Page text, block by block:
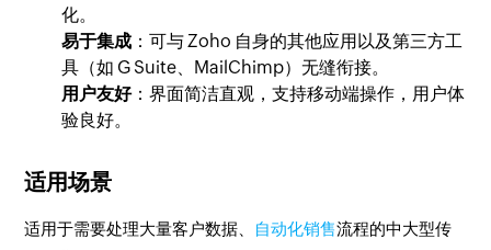
化。
易于集成 ：可与 Zoho 自身的其他应用以及第三方工
具（如 G Suite、MailChimp）无缝衔接。
用户友好：界面简洁直观，支持移动端操作，用户体
验良好。
适用场景
适用于需要处理大量客户数据、 自动化销售流程的中大型传